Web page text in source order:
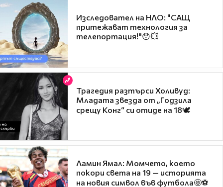
Изследовател на НЛО: "САЩ
притежават технология за
телепортация!"😯💥
Трагедия разтърси Холивуд:
Младата звезда от „Годзила
срещу Конг“ си отиде на 18🕊️
Ламин Ямал: Момчето, което
покори света на 19 — историята
на новия символ във футбола🤩⚽